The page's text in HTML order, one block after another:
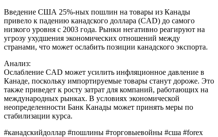
Введение США 25%-ных пошлин на товары из Канады
привело к падению канадского доллара (CAD) до самого
низкого уровня с 2003 года. Рынки негативно реагируют на
угрозу ухудшения экономических отношений между
странами, что может ослабить позиции канадского экспорта.
Анализ:
Ослабление CAD может усилить инфляционное давление в
Канаде, поскольку импортируемые товары станут дороже. Это
также приведет к росту затрат для компаний, работающих на
международных рынках. В условиях экономической
неопределенности Банк Канады может принять меры по
стабилизации курса.
#канадскийдоллар #пошлины #торговыевойны #сша #forex